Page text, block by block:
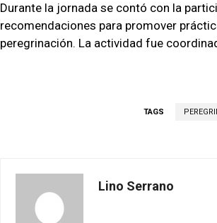
Durante la jornada se contó con la
recomendaciones para promover
peregrinación. La actividad fue
TAGS
Lino Serrano